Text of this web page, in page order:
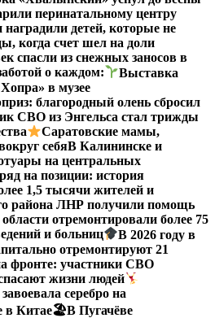
перинатальному центру
наградили детей, которые не
когда счет шел на доли
спасли из снежных заносов в
о каждом:
Выставка
в музее
благородный олень сбросил
СВО из Энгельса стал трижды
Саратовские мамы,
себяВ Калининске и
на центральных
на позиции: история
1,5 тысячи жителей и
района ЛНР получили помощь
отремонтировали более 75
и больниц
В 2026 году в
отремонтируют 21
фронте: участники СВО
жизни людей
серебро на
в Китае🏖В Пугачёве